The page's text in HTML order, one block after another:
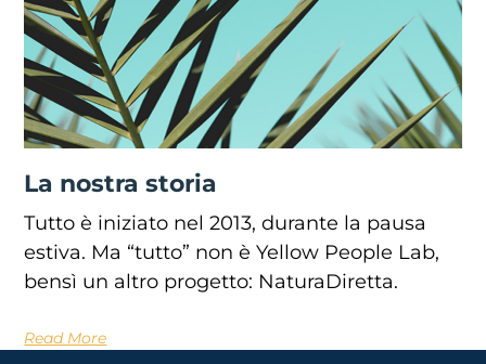
La nostra storia
Tutto è iniziato nel 2013, durante la pausa
estiva. Ma “tutto” non è Yellow People Lab,
bensì un altro progetto: NaturaDiretta.
Read More